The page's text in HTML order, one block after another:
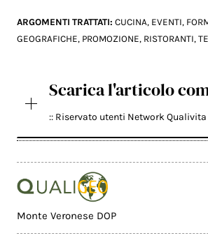
ARGOMENTI TRATTATI:CUCINA, EVENTI,
GEOGRAFICHE, PROMOZIONE, RISTORANTI,
Scarica l'articolo
:: Riservato utenti Network Qualivita
Monte Veronese DOP